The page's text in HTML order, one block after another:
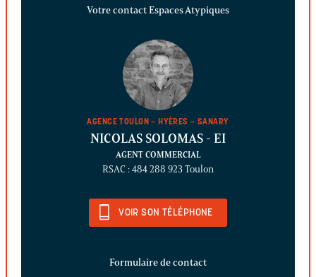
Votre contact Espaces Atypiques
AGENCE TOULON – HYÈRES – SANARY
NICOLAS SOLOMAS - EI
AGENT COMMERCIAL
RSAC : 484 288 923 Toulon
VOIR SON TÉLÉPHONE
Formulaire de contact